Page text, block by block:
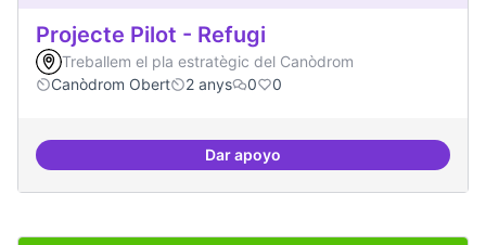
Projecte Pilot - Refugi
Treballem el pla estratègic del Canòdrom
Canòdrom Obert
2 anys 0 0
Dar apoyoProjecte Pilot - Refugi